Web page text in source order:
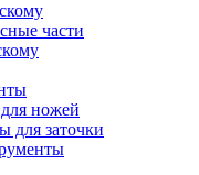
части
ножей
для заточки